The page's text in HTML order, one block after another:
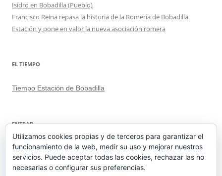
Isidro en Bobadilla (Pueblo)
Francisco Reina repasa la historia de la Romería de Bobadilla
Estación y pone en valor la nueva asociación romera
EL TIEMPO
Tiempo Estación de Bobadilla
ENTRAR
Acceder
Feed de entradas
Feed de comentarios
Utilizamos cookies propias y de terceros para garantizar el
funcionamiento de la web, medir su uso y mejorar nuestros
servicios. Puede aceptar todas las cookies, rechazar las no
necesarias o configurar sus preferencias.